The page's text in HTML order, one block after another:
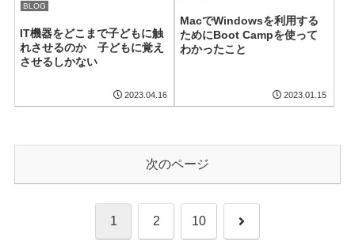
BLOG
IT機器をどこまで子どもに触
れさせるのか 子どもに覚え
させるしかない
2023.04.16
MacでWindowsを利用する
ためにBoot Campを使って
わかったこと
2023.01.15
次のページ
1 2 10 次